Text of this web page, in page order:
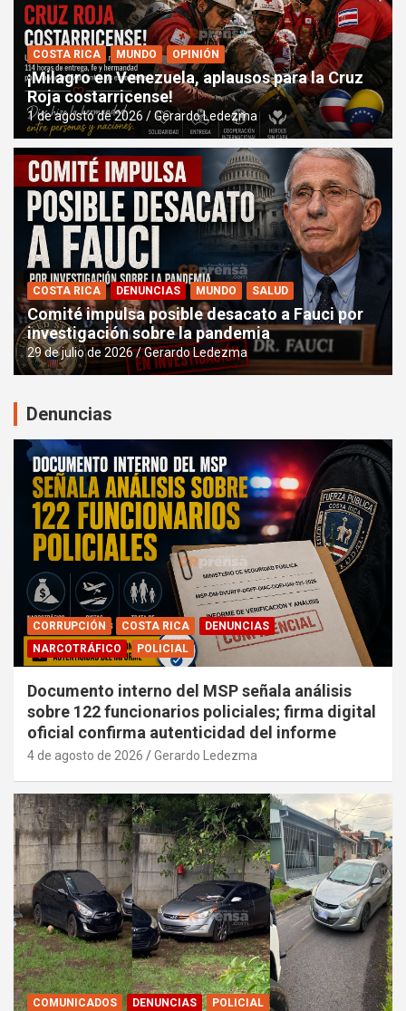
COSTA RICA MUNDO OPINIÓN
¡Milagro en Venezuela, aplausos para la Cruz
Roja costarricense!
1 de agosto de 2026 Gerardo Ledezma
COSTA RICA DENUNCIAS MUNDO SALUD
Comité impulsa posible desacato a Fauci por
investigación sobre la pandemia
29 de julio de 2026 Gerardo Ledezma
Denuncias
CORRUPCIÓN COSTA RICA
DENUNCIAS
NARCOTRÁFICO
POLICIAL
Documento interno del MSP señala análisis
sobre 122 funcionarios policiales; firma digital
oficial confirma autenticidad del informe
4 de agosto de 2026 Gerardo Ledezma
COMUNICADOS DENUNCIAS POLICIAL